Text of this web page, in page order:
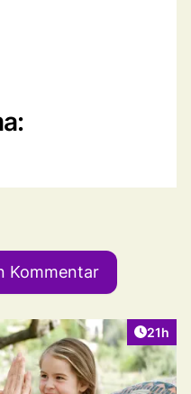
Kommentar
Artikel
21h